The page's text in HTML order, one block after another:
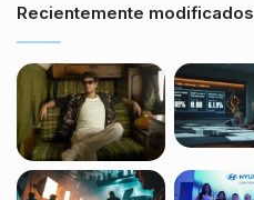
Recientemente modificados